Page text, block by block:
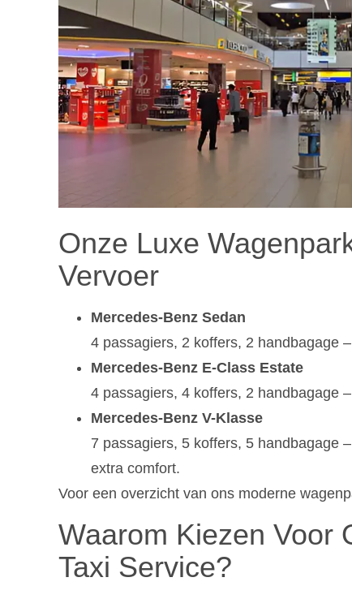
Onze Luxe
Vervoer
Mercedes-Benz Sedan
4 passagiers, 2 koffers, 2 handbagage
Mercedes-Benz E-Class Estate
4 passagiers, 4 koffers, 2 handbagage
Mercedes-Benz V-Klasse
7 passagiers, 5 koffers, 5 handbagage
extra comfort.
Voor een overzicht van ons moderne
Waarom Kiezen Voor
Taxi Service?